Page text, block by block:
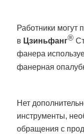
Работники могут
в Цзиньфанг®
фанера
фанерная
Нет
инструменты,
обращения с